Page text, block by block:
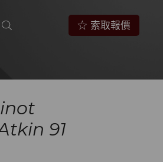
☆ 索取報價
91